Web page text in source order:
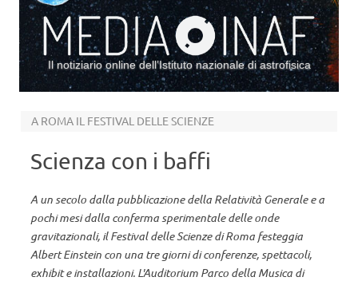
Il notiziario online dell’Istituto nazionale di astrofisica
A ROMA IL FESTIVAL DELLE SCIENZE
Scienza con i baffi
A un secolo dalla pubblicazione della Relatività Generale e a
pochi mesi dalla conferma sperimentale delle onde
gravitazionali, il Festival delle Scienze di Roma festeggia
Albert Einstein con una tre giorni di conferenze, spettacoli,
exhibit e installazioni. L'Auditorium Parco della Musica di